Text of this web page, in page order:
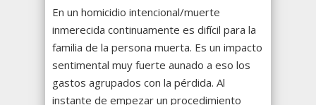
En un homicidio intencional/muerte
inmerecida continuamente es difícil para la
familia de la persona muerta. Es un impacto
sentimental muy fuerte aunado a eso los
gastos agrupados con la pérdida. Al
instante de empezar un procedimiento